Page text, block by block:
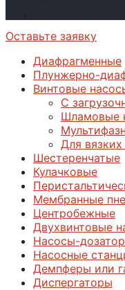
Оставьте заявку
Диафрагменные
Плунжерно-
Винтовые
С
Шламовые
Для
Шестеренчатые
Кулачковые
Мембранные
Центробежные
Двухвинтовые
Насосы-
Насосные
Демпферы или
Диспергаторы